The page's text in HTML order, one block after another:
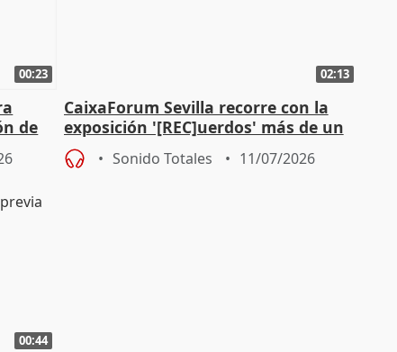
00:23
de
02:13
CaixaForum Sevilla recorre con la
exposición '[REC]uerdos' más de un
siglo de cine doméstico
Sonido Totales 11/07/2026
00:44